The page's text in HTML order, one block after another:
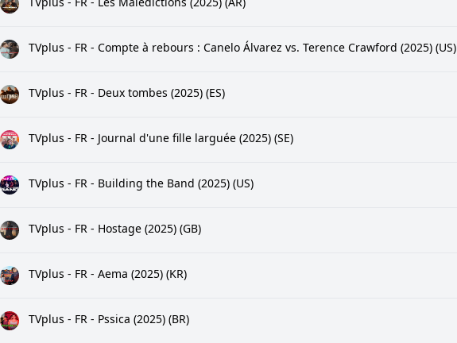
TVplus - FR - Compte à rebours : Canelo Álvarez vs. Terence Crawford (2025) (US)
TVplus - FR - Deux tombes (2025) (ES)
TVplus - FR - Journal d'une fille larguée (2025) (SE)
TVplus - FR - Building the Band (2025) (US)
TVplus - FR - Hostage (2025) (GB)
TVplus - FR - Aema (2025) (KR)
TVplus - FR - Pssica (2025) (BR)